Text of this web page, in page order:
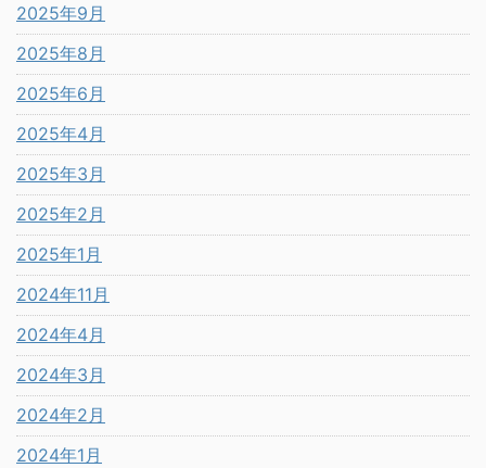
2025年9月
2025年8月
2025年6月
2025年4月
2025年3月
2025年2月
2025年1月
2024年11月
2024年4月
2024年3月
2024年2月
2024年1月